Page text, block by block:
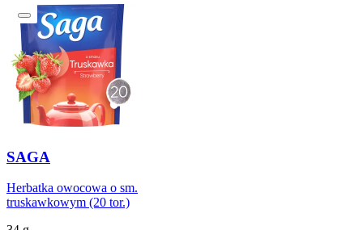
SAGA
Herbatka owocowa o sm.
truskawkowym (20 tor.)